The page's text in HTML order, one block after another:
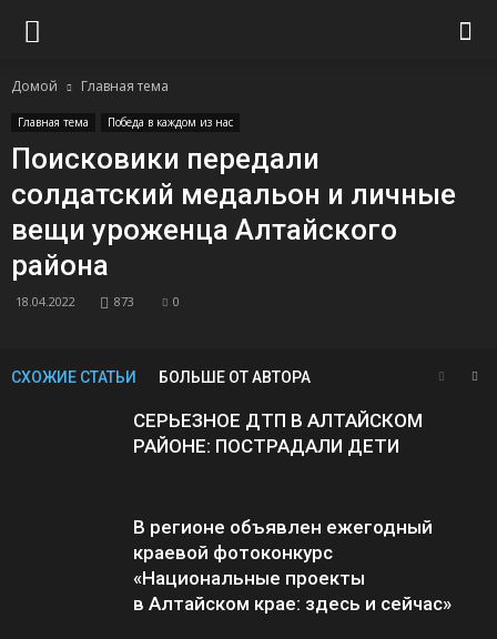
Домой Главная тема
Главная тема Победа в каждом из нас
Поисковики передали
солдатский медальон и личные
вещи уроженца Алтайского
района
18.04.2022 873 0
СХОЖИЕ СТАТЬИ БОЛЬШЕ ОТ АВТОРА
СЕРЬЕЗНОЕ ДТП В АЛТАЙСКОМ
РАЙОНЕ: ПОСТРАДАЛИ ДЕТИ
В регионе объявлен ежегодный
краевой фотоконкурс
«Национальные проекты
в Алтайском крае: здесь и сейчас»